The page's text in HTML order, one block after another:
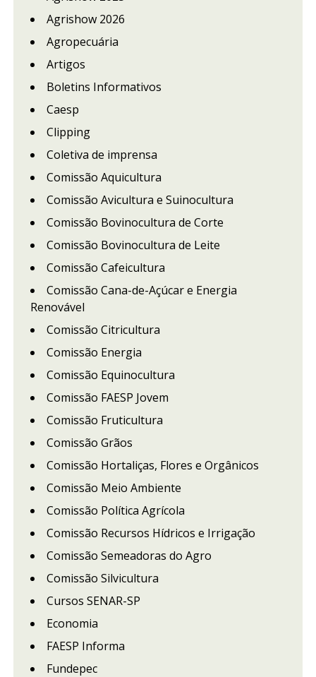
Agrishow 2026
Agropecuária
Artigos
Boletins Informativos
Caesp
Clipping
Coletiva de imprensa
Comissão Aquicultura
Comissão Avicultura e Suinocultura
Comissão Bovinocultura de Corte
Comissão Bovinocultura de Leite
Comissão Cafeicultura
Comissão Cana-de-Açúcar e Energia
Renovável
Comissão Citricultura
Comissão Energia
Comissão Equinocultura
Comissão FAESP Jovem
Comissão Fruticultura
Comissão Grãos
Comissão Hortaliças, Flores e Orgânicos
Comissão Meio Ambiente
Comissão Política Agrícola
Comissão Recursos Hídricos e Irrigação
Comissão Semeadoras do Agro
Comissão Silvicultura
Cursos SENAR-SP
Economia
FAESP Informa
Fundepec